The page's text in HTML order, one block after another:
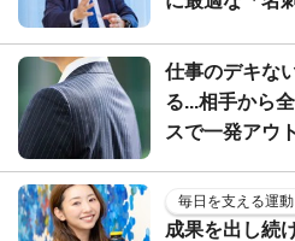
仕事のデキな
る...相手から
スで一発アウ
毎日を支える運
成果を出し続